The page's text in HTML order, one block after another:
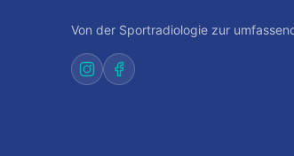
Von der Sportradiologie zur